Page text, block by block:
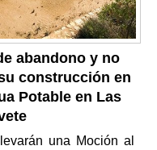
abandono y no
construcción en
Potable en Las
una Moción al